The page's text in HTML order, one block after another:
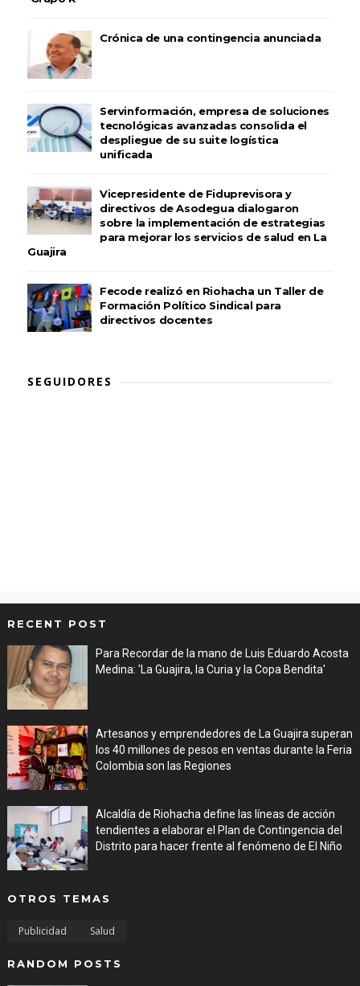
Crónica de una contingencia anunciada
Servinformación, empresa de soluciones
tecnológicas avanzadas consolida el
despliegue de su suite logística
unificada
Vicepresidente de Fiduprevisora y
directivos de Asodegua dialogaron
sobre la implementación de estrategias
para mejorar los servicios de salud en La
Guajira
Fecode realizó en Riohacha un Taller de
Formación Político Sindical para
directivos docentes
SEGUIDORES
RECENT POST
Para Recordar de la mano de Luis Eduardo Acosta
Medina: 'La Guajira, la Curia y la Copa Bendita'
Artesanos y emprendedores de La Guajira superan
los 40 millones de pesos en ventas durante la Feria
Colombia son las Regiones
Alcaldía de Riohacha define las líneas de acción
tendientes a elaborar el Plan de Contingencia del
Distrito para hacer frente al fenómeno de El Niño
OTROS TEMAS
Publicidad Salud
RANDOM POSTS